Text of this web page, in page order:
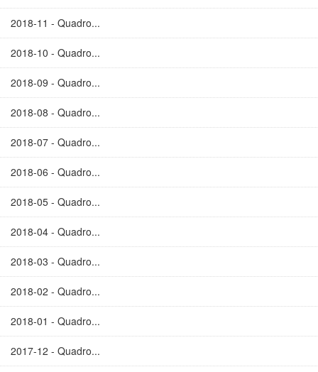
2018-11 - Quadro...
2018-10 - Quadro...
2018-09 - Quadro...
2018-08 - Quadro...
2018-07 - Quadro...
2018-06 - Quadro...
2018-05 - Quadro...
2018-04 - Quadro...
2018-03 - Quadro...
2018-02 - Quadro...
2018-01 - Quadro...
2017-12 - Quadro...